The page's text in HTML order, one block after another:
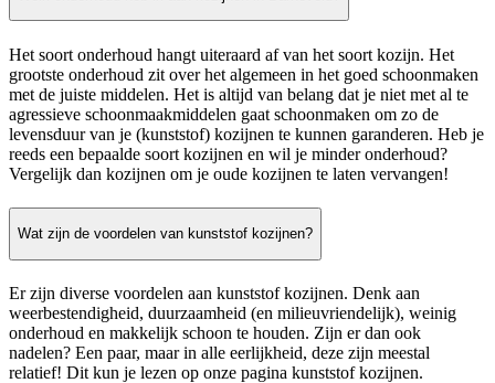
Het soort onderhoud hangt uiteraard af van het soort kozijn. Het
grootste onderhoud zit over het algemeen in het goed schoonmaken
met de juiste middelen. Het is altijd van belang dat je niet met al te
agressieve schoonmaakmiddelen gaat schoonmaken om zo de
levensduur van je (kunststof) kozijnen te kunnen garanderen. Heb je
reeds een bepaalde soort kozijnen en wil je minder onderhoud?
Vergelijk dan kozijnen om je oude kozijnen te laten vervangen!
Wat zijn de voordelen van kunststof kozijnen?
Er zijn diverse voordelen aan kunststof kozijnen. Denk aan
weerbestendigheid, duurzaamheid (en milieuvriendelijk), weinig
onderhoud en makkelijk schoon te houden. Zijn er dan ook
nadelen? Een paar, maar in alle eerlijkheid, deze zijn meestal
relatief! Dit kun je lezen op onze pagina kunststof kozijnen.